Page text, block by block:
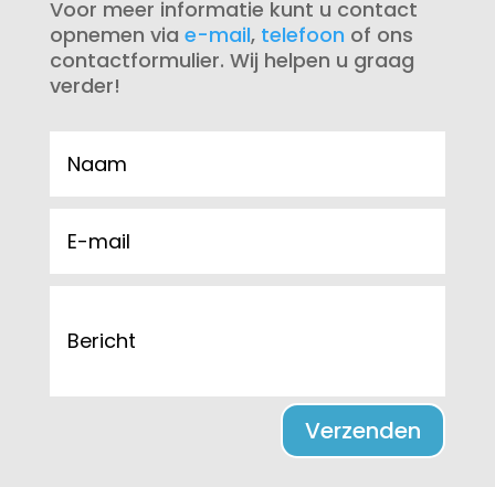
Voor meer informatie kunt u contact
opnemen via e-mail, telefoon of ons
contactformulier. Wij helpen u graag
verder!
Verzenden